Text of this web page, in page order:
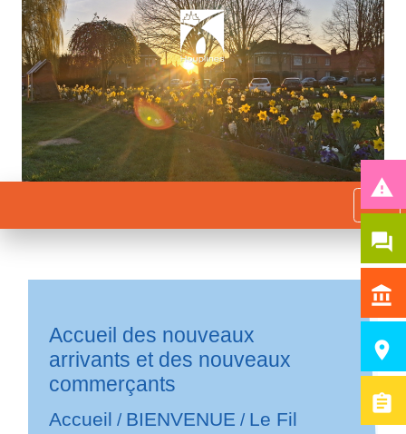
menu
Accueil des nouveaux
arrivants et des nouveaux
commerçants
Accueil / BIENVENUE / Le Fil
report_problem
question_answer
account_balance
room
assignment